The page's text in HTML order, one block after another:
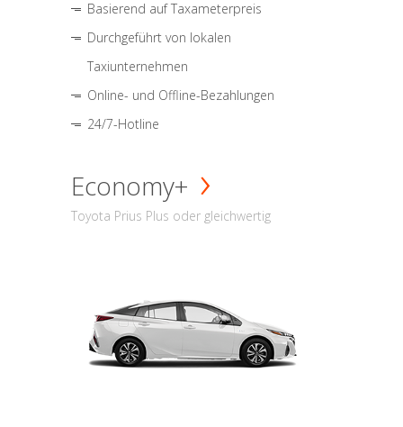
Basierend auf Taxameterpreis
Durchgeführt von lokalen
Taxiunternehmen
Online- und Offline-Bezahlungen
24/7-Hotline
Economy+
Toyota Prius Plus oder gleichwertig